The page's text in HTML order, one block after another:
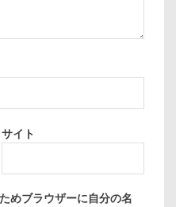
サイト
めブラウザーに自分の名